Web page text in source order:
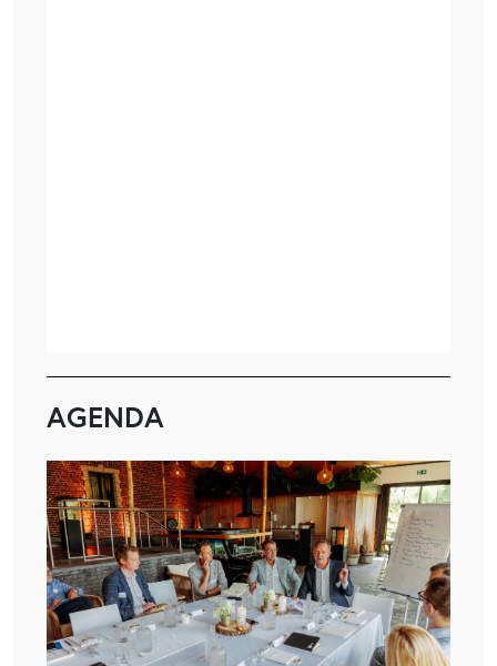
AGENDA